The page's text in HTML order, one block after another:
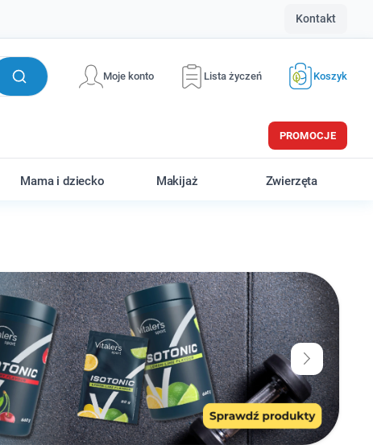
Kontakt
Moje konto Lista życzeń Koszyk
PROMOCJE
Mama i dziecko Makijaż Zwierzęta